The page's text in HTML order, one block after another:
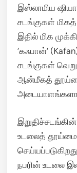
இஸ்லாமிய ஷியா
சடங்குகள் மிகத்
இதில் மிக
‘கஃபான்’
சடங்குகள்
ஆன்மீகத்
இறுதிச்சடங்கின்
உடலைத்
நபரின் உடலை